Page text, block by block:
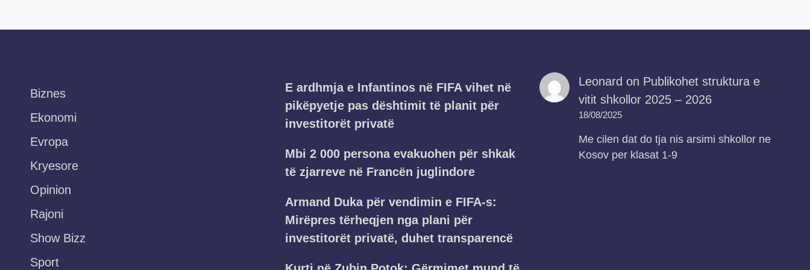
Biznes
Ekonomi
Evropa
Kryesore
Opinion
Rajoni
Show Bizz
Sport
E ardhmja e Infantinos në FIFA vihet në
pikëpyetje pas dështimit të planit për
investitorët privatë
Mbi 2 000 persona evakuohen për shkak
të zjarreve në Francën juglindore
Armand Duka për vendimin e FIFA-s:
Mirëpres tërheqjen nga plani për
investitorët privatë, duhet transparencë
Leonard on Publikohet struktura e
vitit shkollor 2025 – 2026
18/08/2025
Me cilen dat do tja nis arsimi shkollor ne
Kosov per klasat 1-9